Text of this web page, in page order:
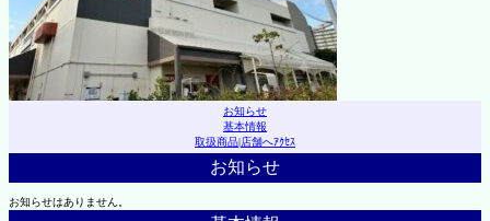
お知らせ
基本情報
取扱商品|店舗へｱｸｾｽ
お知らせ
お知らせはありません。